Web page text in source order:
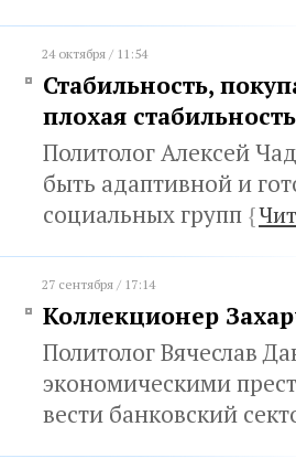
24 октября / 11:54
Стабильность,
плохая стабильность
Политолог Алексей
быть адаптивной и
социальных групп {
27 сентября / 17:14
Коллекционер
Политолог Вячеслав
экономическими
вести банковский